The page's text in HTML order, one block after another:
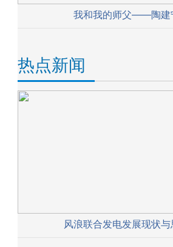
我和我的师父——陶建
热点新闻
风浪联合发电发展现状